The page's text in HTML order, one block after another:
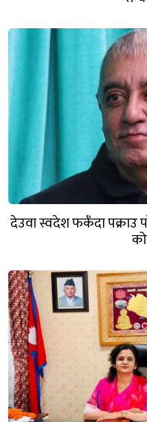
देउवा स्वदेश फर्कँदा पक्राउ